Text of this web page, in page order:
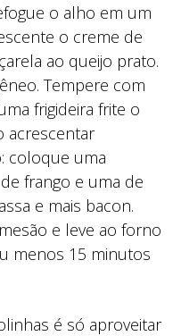
o alho em um
o creme de
ao queijo prato.
Tempere com
frigideira frite o
acrescentar
coloque uma
frango e uma de
e mais bacon.
e leve ao forno
menos 15 minutos
é só aproveitar